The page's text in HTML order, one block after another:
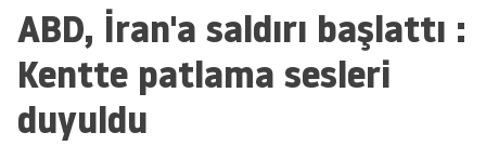
Ağrı
ABD, İran'a saldırı başlattı :
Kentte patlama sesleri
duyuldu